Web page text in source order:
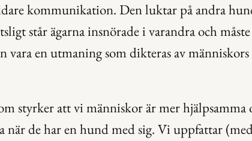
kommunikation. Den luktar på andra
står ägarna insnörade i varandra och
vara en utmaning som dikteras av människors
styrker att vi människor är mer hjälpsamma
när de har en hund med sig. Vi uppfattar